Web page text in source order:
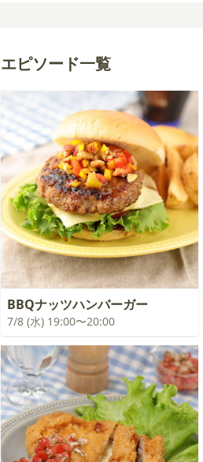
エピソード一覧
BBQナッツハンバーガー
7/8 (水) 19:00〜20:00